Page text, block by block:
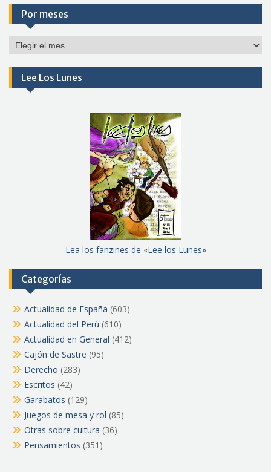
Por meses
Por
Lee Los Lunes
Lea los fanzines de «Lee los Lunes»
Categorías
Actualidad de España (603)
Actualidad del Perú (610)
Actualidad en General (412)
Cajón de Sastre (95)
Derecho (283)
Escritos (42)
Garabatos (129)
Juegos de mesa y rol (85)
Otras sobre cultura (36)
Pensamientos (351)